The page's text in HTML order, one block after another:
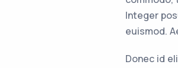
Integer
euismod.
Donec id